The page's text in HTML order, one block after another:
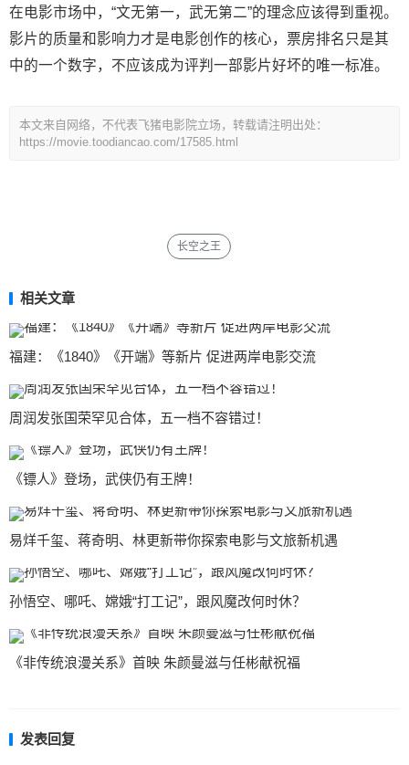
在电影市场中，“文无第一，武无第二”的理念应该得到重视。
影片的质量和影响力才是电影创作的核心，票房排名只是其
中的一个数字，不应该成为评判一部影片好坏的唯一标准。
本文来自网络，不代表飞猪电影院立场，转载请注明出处：
https://movie.toodiancao.com/17585.html
长空之王
相关文章
福建：《1840》《开端》等新片 促进两岸电影交流
周润发张国荣罕见合体，五一档不容错过！
《镖人》登场，武侠仍有王牌！
易烊千玺、蒋奇明、林更新带你探索电影与文旅新机遇
孙悟空、哪吒、嫦娥“打工记”，跟风魔改何时休？
《非传统浪漫关系》首映 朱颜曼滋与任彬献祝福
发表回复